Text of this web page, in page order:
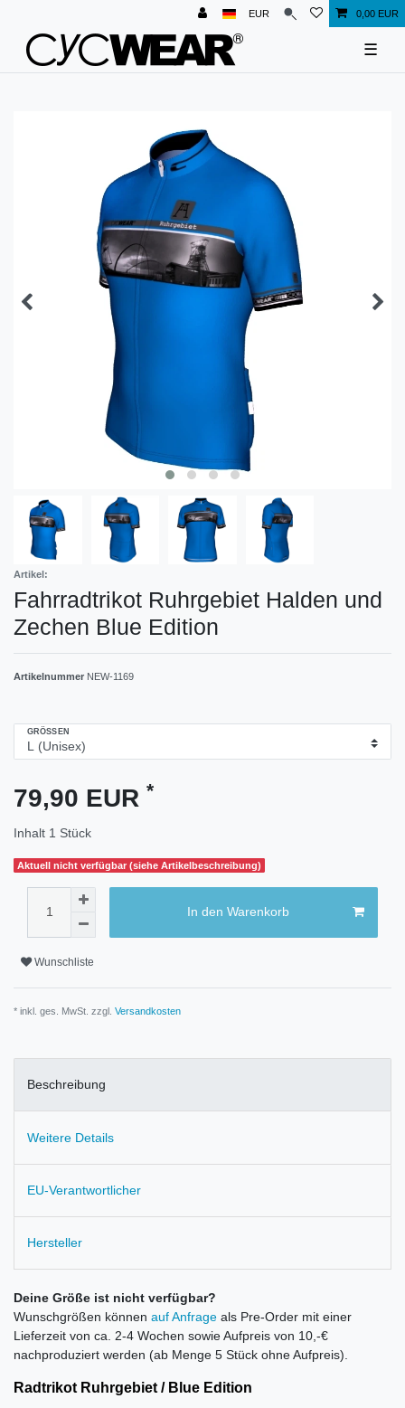
EUR 0,00 EUR
☰
Artikel:
Fahrradtrikot Ruhrgebiet Halden und
Zechen Blue Edition
Artikelnummer NEW-1169
GRÖSSEN
79,90 EUR *
Inhalt 1 Stück
Aktuell nicht verfügbar (siehe Artikelbeschreibung)
In den Warenkorb
Wunschliste
* inkl. ges. MwSt. zzgl. Versandkosten
Beschreibung
Weitere Details
EU-Verantwortlicher
Hersteller
Deine Größe ist nicht verfügbar?
Wunschgrößen können auf Anfrage als Pre-Order mit einer
Lieferzeit von ca. 2-4 Wochen sowie Aufpreis von 10,-€
nachproduziert werden (ab Menge 5 Stück ohne Aufpreis).
Radtrikot Ruhrgebiet / Blue Edition